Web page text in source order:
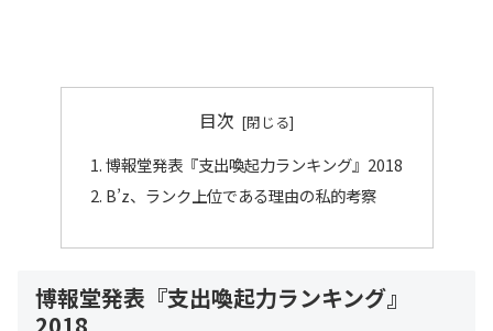
目次
博報堂発表『支出喚起力ランキング』2018
B’z、ランク上位である理由の私的考察
博報堂発表『支出喚起力ランキング』